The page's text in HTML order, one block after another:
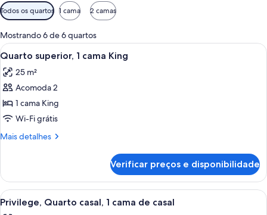
Filtros
disponíveis
para
os
quartos
Todos os quartos 1 cama 2 camas
Mostrando 6 de 6 quartos
Carrega
todas
as
fotos
de
Quarto
superior,
King
Quarto de hotel com uma cama
10
Quarto superior, 1 cama King
25 m²
Acomoda 2
1 cama King
Wi-Fi grátis
Mais detalhes
Mais
superior,
cama
Verificar preços e disponibilidade
Carrega
todas
Quarto de hotel com uma cama
14
Privilege, Quarto casal, 1 cama de casal